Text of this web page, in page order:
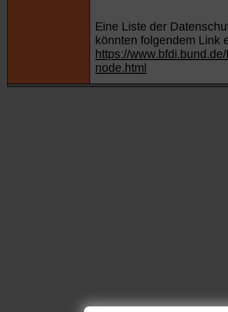
Eine Liste der
könnten folgendem Link
https://
node.html